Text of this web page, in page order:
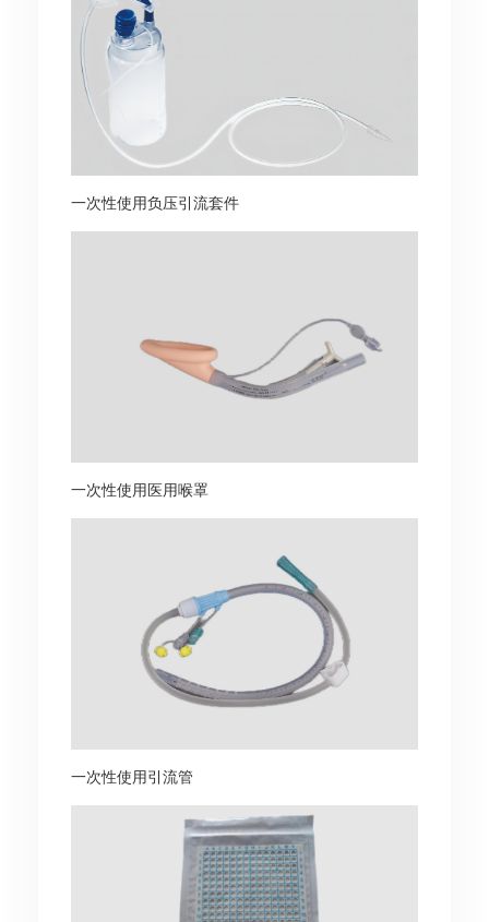
一次性使用负压引流套件
一次性使用医用喉罩
一次性使用引流管